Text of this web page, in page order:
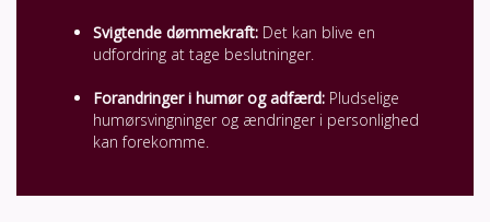
Svigtende dømmekraft: Det kan blive en
udfordring at tage beslutninger.
Forandringer i humør og adfærd: Pludselige
humørsvingninger og ændringer i personlighed
kan forekomme.